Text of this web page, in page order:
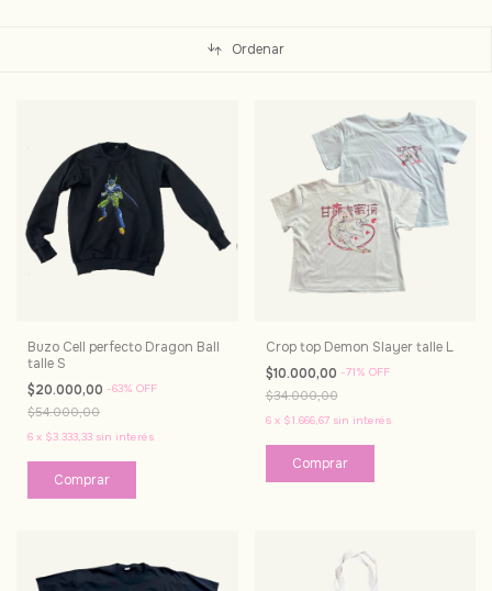
Ordenar
Buzo Cell perfecto Dragon Ball
talle S
$20.000,00 -63% OFF
$54.000,00
6 x $3.333,33 sin interés
Crop top Demon Slayer talle L
$10.000,00 -71% OFF
$34.000,00
6 x $1.666,67 sin interés